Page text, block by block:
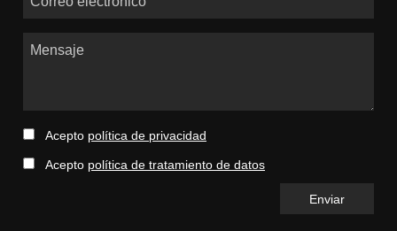
Mensaje
Acepto política de privacidad
Acepto política de tratamiento de datos